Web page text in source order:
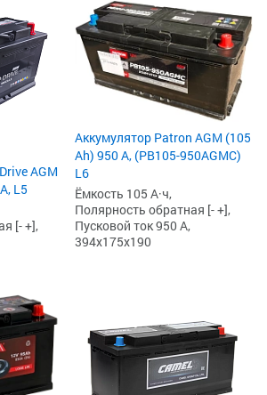
AGM
L5
[- +],
Аккумулятор Patron AGM (105
Ah) 950 А, (PB105-950AGMC)
L6
Ёмкость 105 А·ч,
Полярность обратная [- +],
Пусковой ток 950 А,
394x175x190